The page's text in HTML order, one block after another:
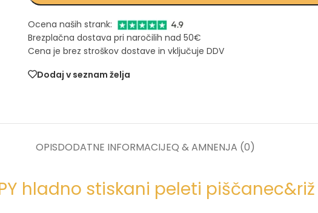
Ocena naših strank:
Brezplačna dostava pri naročilih nad 50€
Cena je brez stroškov dostave in vključuje DDV
Dodaj v seznam želja
OPISDODATNE INFORMACIJEQ & AMNENJA (0)
hladno stiskani peleti piščanec&riž